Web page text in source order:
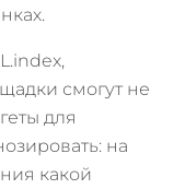
смогут не
для
на
какой